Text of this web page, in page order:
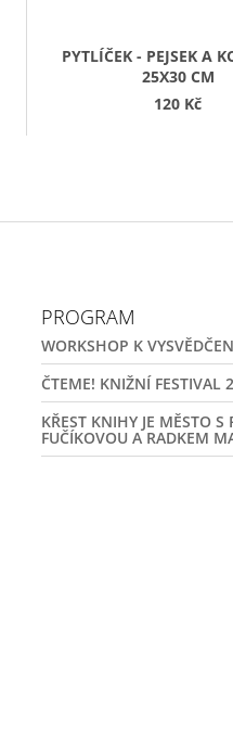
PYTLÍČEK - PEJSEK A
25X30 CM
120 Kč
PROGRAM
WORKSHOP K
ČTEME! KNIŽNÍ FESTIVAL
KŘEST KNIHY JE MĚSTO S
FUČÍKOVOU A RADKEM